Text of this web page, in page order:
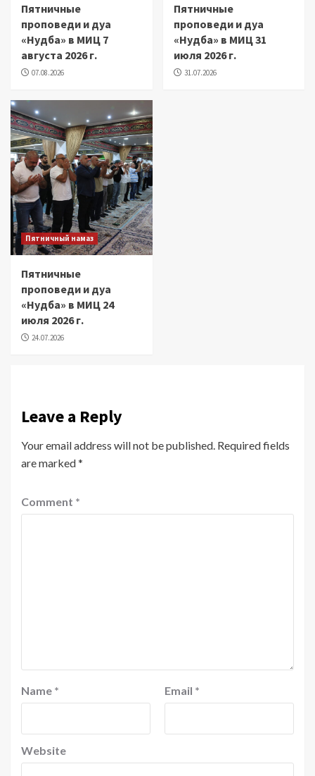
Пятничные
проповеди и дуа
«Нудба» в МИЦ 7
августа 2026 г.
07.08.2026
Пятничные
проповеди и дуа
«Нудба» в МИЦ 31
июля 2026 г.
31.07.2026
Пятничный намаз
Пятничные
проповеди и дуа
«Нудба» в МИЦ 24
июля 2026 г.
24.07.2026
Leave a Reply
Your email address will not be published. Required fields
are marked*
Comment *
Name * Email *
Website